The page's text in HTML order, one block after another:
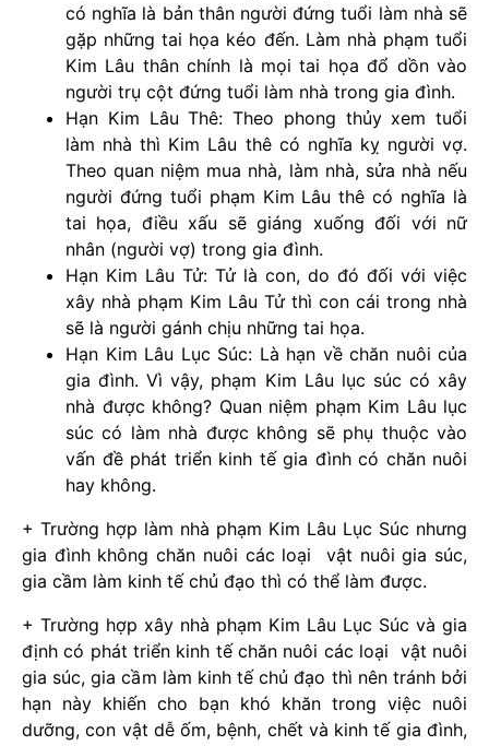
có nghĩa là bản thân người đứng tuổi làm nhà sẽ
gặp những tai họa kéo đến. Làm nhà phạm tuổi
Kim Lâu thân chính là mọi tai họa đổ dồn vào
người trụ cột đứng tuổi làm nhà trong gia đình.
Hạn Kim Lâu Thê: Theo phong thủy xem tuổi
làm nhà thì Kim Lâu thê có nghĩa kỵ người vợ.
Theo quan niệm mua nhà, làm nhà, sửa nhà nếu
người đứng tuổi phạm Kim Lâu thê có nghĩa là
tai họa, điều xấu sẽ giáng xuống đối với nữ
nhân (người vợ) trong gia đình.
Hạn Kim Lâu Tử: Tử là con, do đó đối với việc
xây nhà phạm Kim Lâu Tử thì con cái trong nhà
sẽ là người gánh chịu những tai họa.
Hạn Kim Lâu Lục Súc: Là hạn về chăn nuôi của
gia đình. Vì vậy, phạm Kim Lâu lục súc có xây
nhà được không? Quan niệm phạm Kim Lâu lục
súc có làm nhà được không sẽ phụ thuộc vào
vấn đề phát triển kinh tế gia đình có chăn nuôi
hay không.
+ Trường hợp làm nhà phạm Kim Lâu Lục Súc nhưng
gia đình không chăn nuôi các loại vật nuôi gia súc,
gia cầm làm kinh tế chủ đạo thì có thể làm được.
+ Trường hợp xây nhà phạm Kim Lâu Lục Súc và gia
định có phát triển kinh tế chăn nuôi các loại vật nuôi
gia súc, gia cầm làm kinh tế chủ đạo thì nên tránh bởi
hạn này khiến cho bạn khó khăn trong việc nuôi
dưỡng, con vật dễ ốm, bệnh, chết và kinh tế gia đình,